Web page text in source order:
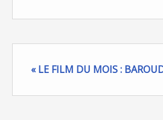
« LE FILM DU MOIS :